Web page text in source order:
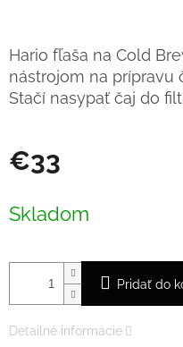
€33
cena:
Skladom
Pridať do
Hario fľaša na Cold
nástrojom na prípravu
Stačí nasypať čaj do
Detailné informácie